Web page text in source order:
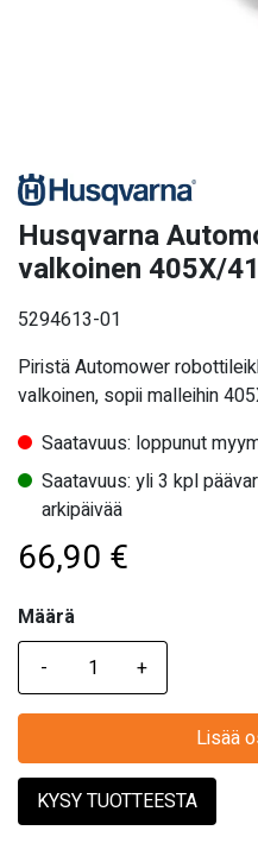
Husqvarna
valkoinen 405X/
5294613-01
Piristä Automower
valkoinen, sopii malleihin
Saatavuus: loppunut
Saatavuus: yli 3 kpl
arkipäivää
66,90 €
Määrä
Määrä
Lisää
KYSY TUOTTEESTA